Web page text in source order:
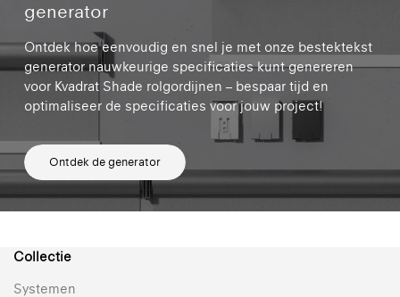
generator
Ontdek hoe eenvoudig en snel je met onze bestektekst
generator nauwkeurige specificaties kunt genereren
voor Kvadrat Shade rolgordijnen – bespaar tijd en
optimaliseer de specificaties voor jouw project!
Ontdek de generator
Collectie
Systemen